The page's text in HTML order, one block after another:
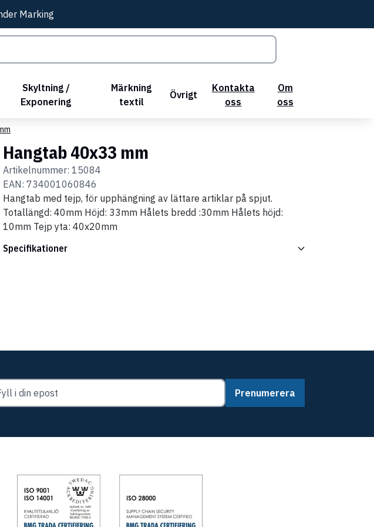
Marking
Skyltning /
Exponering
Märkning
textil
Övrigt
Kontakta
oss
Om
oss
Hangtab 40x33 mm
Artikelnummer: 15084
EAN: 734001060846
Hangtab med tejp, för upphängning av lättare artiklar på spjut.
Totallängd: 40mm Höjd: 33mm Hålets bredd :30mm Hålets höjd:
10mm Tejp yta: 40x20mm
Specifikationer
Prenumerera